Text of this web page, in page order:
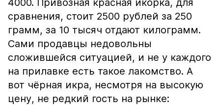
4000. Привозная красная икорка, для
сравнения, стоит 2500 рублей за 250
грамм, за 10 тысяч отдают килограмм.
Сами продавцы недовольны
сложившейся ситуацией, и не у каждого
на прилавке есть такое лакомство. А
вот чёрная икра, несмотря на высокую
цену, не редкий гость на рынке: